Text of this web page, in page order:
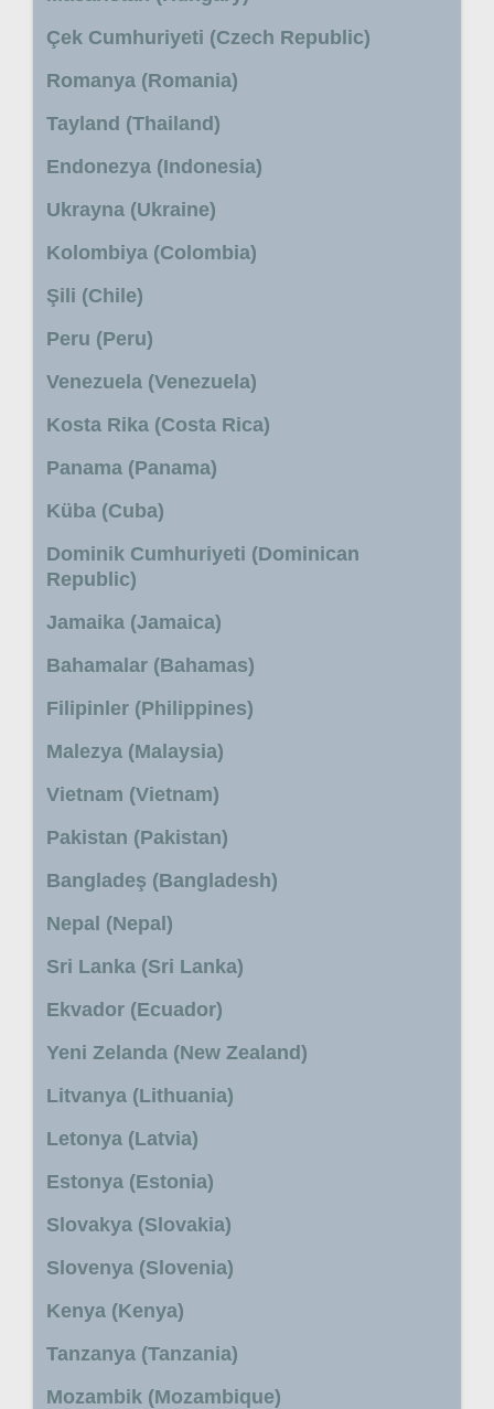
Çek Cumhuriyeti (Czech Republic)
Romanya (Romania)
Tayland (Thailand)
Endonezya (Indonesia)
Ukrayna (Ukraine)
Kolombiya (Colombia)
Şili (Chile)
Peru (Peru)
Venezuela (Venezuela)
Kosta Rika (Costa Rica)
Panama (Panama)
Küba (Cuba)
Dominik Cumhuriyeti (Dominican
Republic)
Jamaika (Jamaica)
Bahamalar (Bahamas)
Filipinler (Philippines)
Malezya (Malaysia)
Vietnam (Vietnam)
Pakistan (Pakistan)
Bangladeş (Bangladesh)
Nepal (Nepal)
Sri Lanka (Sri Lanka)
Ekvador (Ecuador)
Yeni Zelanda (New Zealand)
Litvanya (Lithuania)
Letonya (Latvia)
Estonya (Estonia)
Slovakya (Slovakia)
Slovenya (Slovenia)
Kenya (Kenya)
Tanzanya (Tanzania)
Mozambik (Mozambique)